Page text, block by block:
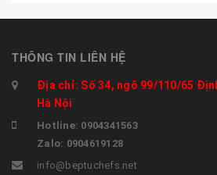
THÔNG TIN LIÊN HỆ
Địa chỉ: Số 34, ngõ 99/110/65
Hà Nội
Hotline: 0904341563
Zalo: 0904619128
info@beptuchefs.net